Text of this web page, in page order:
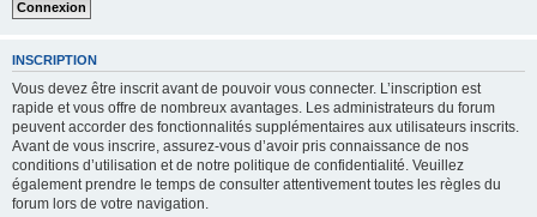
INSCRIPTION
Vous devez être inscrit avant de pouvoir vous connecter. L’inscription est
rapide et vous offre de nombreux avantages. Les administrateurs du forum
peuvent accorder des fonctionnalités supplémentaires aux utilisateurs inscrits.
Avant de vous inscrire, assurez-vous d’avoir pris connaissance de nos
conditions d’utilisation et de notre politique de confidentialité. Veuillez
également prendre le temps de consulter attentivement toutes les règles du
forum lors de votre navigation.